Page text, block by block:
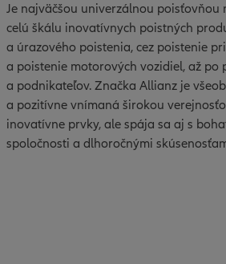
Je najväčšou univerzálnou poisťovňou
celú škálu inovatívnych poistných
a úrazového poistenia, cez poistenie
a poistenie motorových vozidiel, až po
a podnikateľov. Značka Allianz je
a pozitívne vnímaná širokou
inovatívne prvky, ale spája sa aj s
spoločnosti a dlhoročnými